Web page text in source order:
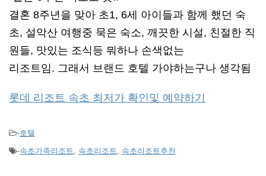
결혼 8주년을 맞아 초1, 6세 아이들과 함께 했던 숙
초, 설악산 여행중 묵은 숙소, 깨끗한 시설, 친절한 직
원들, 맛있는 조식등 뭐하나 손색없는
리조트임. 그래서 브랜드 호텔 가야하는구나 생각됨
롯데 리조트 속초 최저가 확인및 예약하기
-호텔
-속초가족리조트 속초리조트 속초리조트추천